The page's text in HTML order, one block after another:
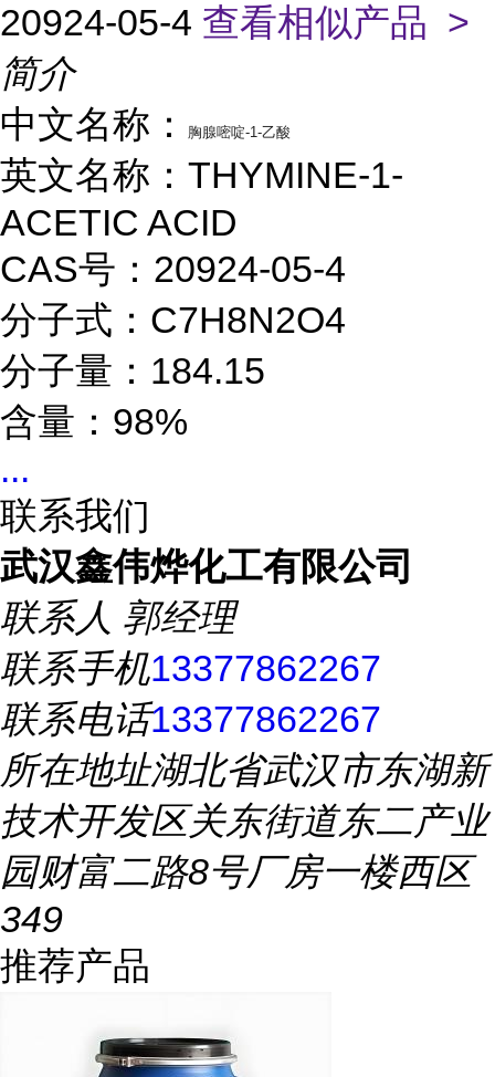
20924-05-4 查看相似产品 >
简介
中文名称：
胸腺嘧啶-1-乙酸
英文名称：THYMINE-1-
ACETIC ACID
CAS号：20924-05-4
分子式：C7H8N2O4
分子量：184.15
含量：98%
...
联系我们
武汉鑫伟烨化工有限公司
联系人 郭经理
联系手机13377862267
联系电话13377862267
所在地址湖北省武汉市东湖新
技术开发区关东街道东二产业
园财富二路8号厂房一楼西区
349
推荐产品